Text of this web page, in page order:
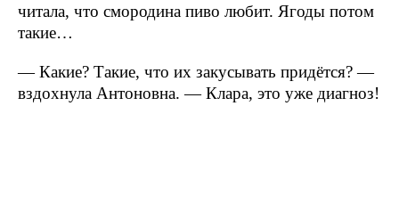
читала, что смородина пиво любит. Ягоды потом
такие…
— Какие? Такие, что их закусывать придётся? —
вздохнула Антоновна. — Клара, это уже диагноз!